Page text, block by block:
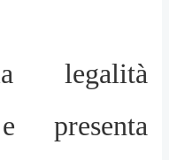
legalità
presenta